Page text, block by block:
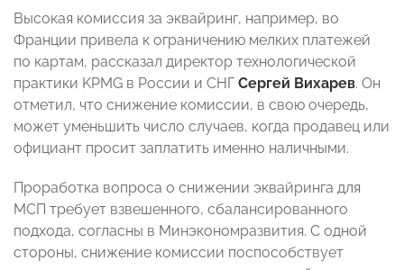
Высокая комиссия за эквайринг, например, во
Франции привела к ограничению мелких платежей
по картам, рассказал директор технологической
практики KPMG в России и СНГ Сергей Вихарев. Он
отметил, что снижение комиссии, в свою очередь,
может уменьшить число случаев, когда продавец или
официант просит заплатить именно наличными.
Проработка вопроса о снижении эквайринга для
МСП требует взвешенного, сбалансированного
подхода, согласны в Минэкономразвития. С одной
стороны, снижение комиссии поспособствует